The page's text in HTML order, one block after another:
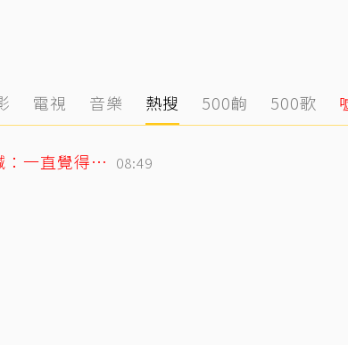
電視 音樂 熱搜 500齣 500歌
26歲女偶像童年罹癌！父母賣飯捲籌醫藥費 淚喊：一直覺得都是我的錯 08:49